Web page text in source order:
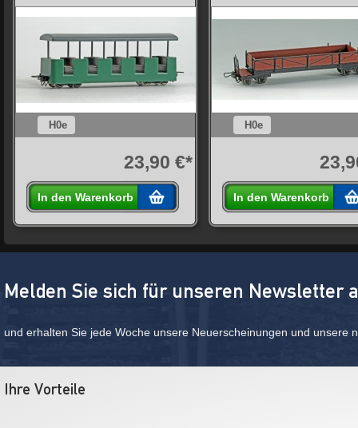
H0e
23,90 €*
In den Warenkorb
H0e
In den Warenkorb
Melden Sie sich für unseren Newsletter
und erhalten Sie jede Woche unsere Neuerscheinungen und unsere
Ihre Vorteile